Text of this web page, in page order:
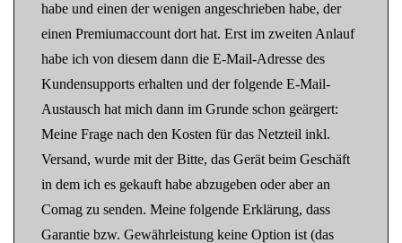
habe und einen der wenigen angeschrieben habe, der
einen Premiumaccount dort hat. Erst im zweiten Anlauf
habe ich von diesem dann die E-Mail-Adresse des
Kundensupports erhalten und der folgende E-Mail-
Austausch hat mich dann im Grunde schon geärgert:
Meine Frage nach den Kosten für das Netzteil inkl.
Versand, wurde mit der Bitte, das Gerät beim Geschäft
in dem ich es gekauft habe abzugeben oder aber an
Comag zu senden. Meine folgende Erklärung, dass
Garantie bzw. Gewährleistung keine Option ist (das